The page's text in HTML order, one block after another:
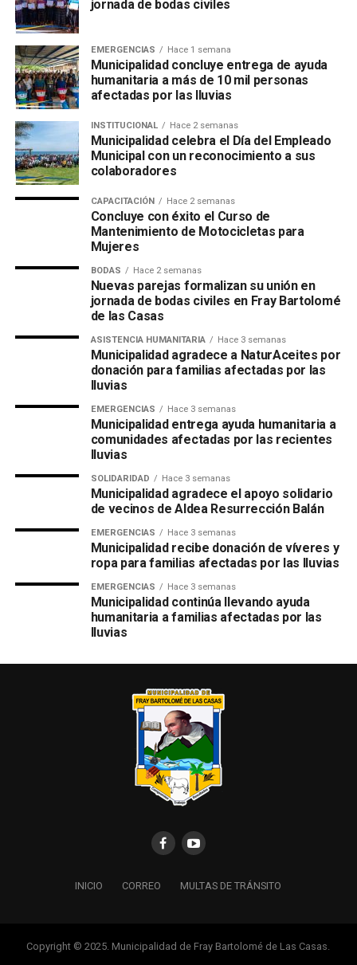
jornada de bodas civiles
EMERGENCIAS Hace 1 semana
Municipalidad concluye entrega de ayuda
humanitaria a más de 10 mil personas
afectadas por las lluvias
INSTITUCIONAL Hace 2 semanas
Municipalidad celebra el Día del Empleado
Municipal con un reconocimiento a sus
colaboradores
CAPACITACIÓN Hace 2 semanas
Concluye con éxito el Curso de
Mantenimiento de Motocicletas para
Mujeres
BODAS Hace 2 semanas
Nuevas parejas formalizan su unión en
jornada de bodas civiles en Fray Bartolomé
de las Casas
ASISTENCIA HUMANITARIA Hace 3 semanas
Municipalidad agradece a NaturAceites por
donación para familias afectadas por las
lluvias
EMERGENCIAS Hace 3 semanas
Municipalidad entrega ayuda humanitaria a
comunidades afectadas por las recientes
lluvias
SOLIDARIDAD Hace 3 semanas
Municipalidad agradece el apoyo solidario
de vecinos de Aldea Resurrección Balán
EMERGENCIAS Hace 3 semanas
Municipalidad recibe donación de víveres y
ropa para familias afectadas por las lluvias
EMERGENCIAS Hace 3 semanas
Municipalidad continúa llevando ayuda
humanitaria a familias afectadas por las
lluvias
INICIO CORREO MULTAS DE TRÁNSITO
Copyright © 2025. Municipalidad de Fray Bartolomé de Las Casas.